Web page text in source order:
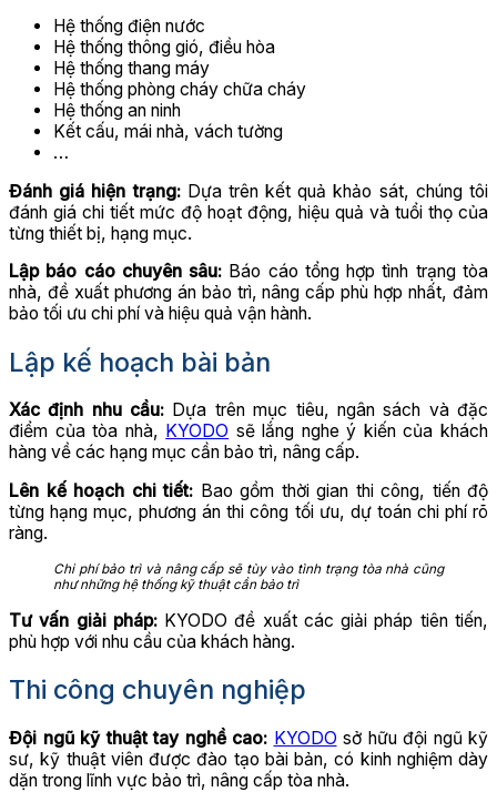
Hệ thống điện nước
Hệ thống thông gió, điều hòa
Hệ thống thang máy
Hệ thống phòng cháy chữa cháy
Hệ thống an ninh
Kết cấu, mái nhà, vách tường
…
Đánh giá hiện trạng:Dựa trên kết quả khảo sát, chúng tôi
đánh giá chi tiết mức độ hoạt động, hiệu quả và tuổi thọ của
từng thiết bị, hạng mục.
Lập báo cáo chuyên sâu: Báo cáo tổng hợp tình trạng tòa
nhà, đề xuất phương án bảo trì, nâng cấp phù hợp nhất, đảm
bảo tối ưu chi phí và hiệu quả vận hành.
Lập kế hoạch bài bản
Xác định nhu cầu: Dựa trên mục tiêu, ngân sách và đặc
điểm của tòa nhà, KYODO sẽ lắng nghe ý kiến của khách
hàng về các hạng mục cần bảo trì, nâng cấp.
Lên kế hoạch chi tiết: Bao gồm thời gian thi công, tiến độ
từng hạng mục, phương án thi công tối ưu, dự toán chi phí rõ
ràng.
Chi phí bảo trì và nâng cấp sẽ tùy vào tình trạng tòa nhà cũng
như những hệ thống kỹ thuật cần bảo trì
Tư vấn giải pháp:KYODO đề xuất các giải pháp tiên tiến,
phù hợp với nhu cầu của khách hàng.
Thi công chuyên nghiệp
Đội ngũ kỹ thuật tay nghề cao: KYODO sở hữu đội ngũ kỹ
sư, kỹ thuật viên được đào tạo bài bản, có kinh nghiệm dày
dặn trong lĩnh vực bảo trì, nâng cấp tòa nhà.